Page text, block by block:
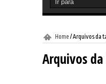
Home /Arquivos da
Arquivos